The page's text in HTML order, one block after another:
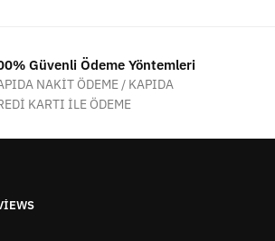
Güvenli Ödeme Yöntemleri
NAKİT ÖDEME / KAPIDA
KARTI İLE ÖDEME